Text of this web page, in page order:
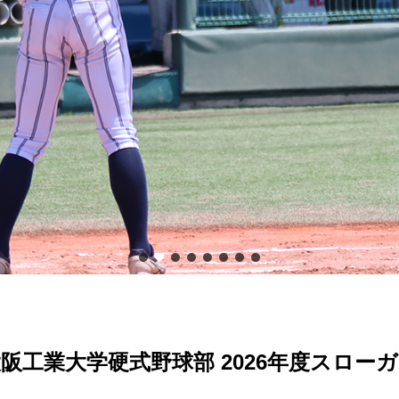
工業大学硬式野球部 2026年度スロー